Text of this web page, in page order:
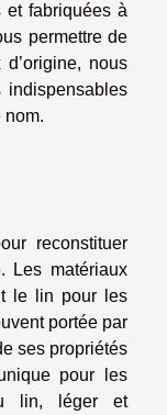
et fabriquées à
permettre de
nous
nom.
reconstituer
Les matériaux
le lin pour les
portée par
ses propriétés
pour les
lin, léger et